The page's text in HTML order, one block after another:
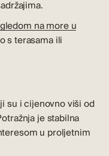
na more u
s terasama ili
su i cijenovno viši od
je stabilna
u proljetnim